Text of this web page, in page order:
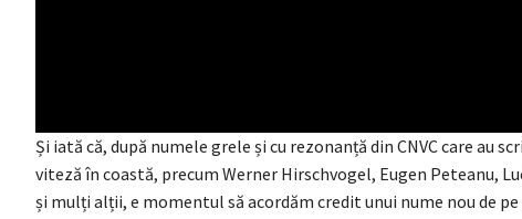
Și iată că, după numele grele și cu rezonanță din CNVC care au
viteză în coastă, precum Werner Hirschvogel, Eugen Peteanu,
și mulți alții, e momentul să acordăm credit unui nume nou de